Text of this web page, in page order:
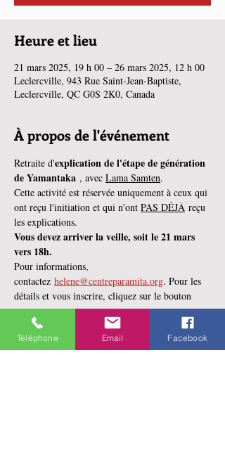
Heure et lieu
21 mars 2025, 19 h 00 – 26 mars 2025, 12 h 00
Leclercville, 943 Rue Saint-Jean-Baptiste,
Leclercville, QC G0S 2K0, Canada
À propos de l'événement
Retraite d'explication de l'étape de génération
de Yamantaka , avec Lama Samten.
Cette activité est réservée uniquement à ceux qui
ont reçu l'initiation et qui n'ont PAS DÉJÀ reçu
les explications.
Vous devez arriver la veille, soit le 21 mars
vers 18h.
Pour informations,
contactez helene@centreparamita.org. Pour les
détails et vous inscrire, cliquez sur le bouton
Téléphone Email Facebook